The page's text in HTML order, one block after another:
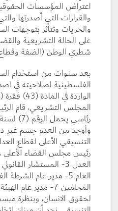
اعتراض المؤسسات
والقرارات التي أصدرتها
والحريات وتتأثر بتوجهات
على الحالة التشريعية
شطري الوطن (الضفة
بعد سنوات من استخدام
الفلسطينية لصلاحيته في
المجلس التشريعي، قام
وأوجد من العدم جسم
المحامين 7- مدير
لحقوق الانسان، وبنظرة